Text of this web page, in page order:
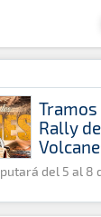
· Revista
» ERC
Rally
del 5 al 8